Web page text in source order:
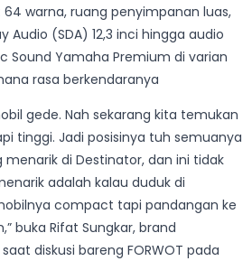
warna, ruang penyimpanan luas,
Audio (SDA) 12,3 inci hingga audio
Sound Yamaha Premium di varian
rasa berkendaranya
gede. Nah sekarang kita temukan
tinggi. Jadi posisinya tuh semuanya
di Destinator, dan ini tidak
adalah kalau duduk di
compact tapi pandangan ke
buka Rifat Sungkar, brand
diskusi bareng FORWOT pada